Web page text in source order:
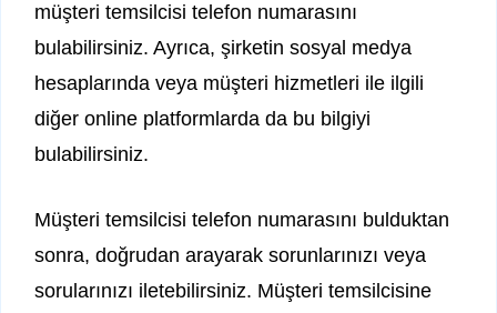
müşteri temsilcisi telefon numarasını
bulabilirsiniz. Ayrıca, şirketin sosyal medya
hesaplarında veya müşteri hizmetleri ile ilgili
diğer online platformlarda da bu bilgiyi
bulabilirsiniz.
Müşteri temsilcisi telefon numarasını bulduktan
sonra, doğrudan arayarak sorunlarınızı veya
sorularınızı iletebilirsiniz. Müşteri temsilcisine